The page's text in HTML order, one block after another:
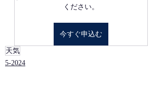
ください。
今すぐ申込む
天気
5-2024